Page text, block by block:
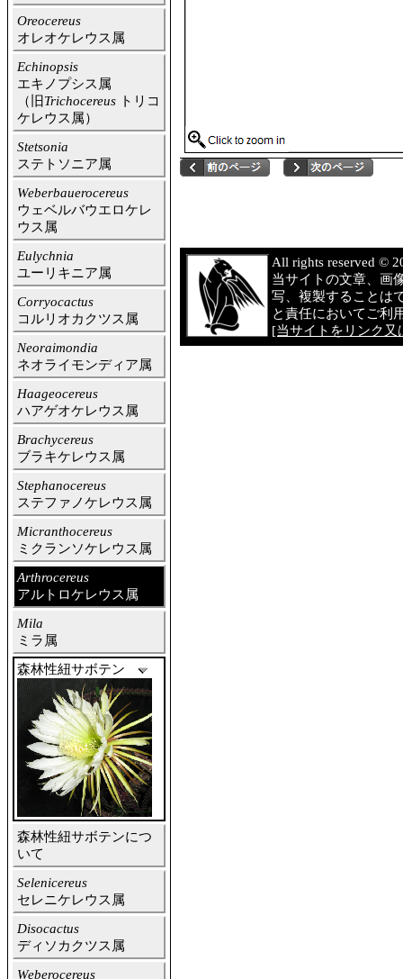
Oreocereus
オレオケレウス属
Echinopsis
エキノプシス属
（旧Trichocereus トリコ
ケレウス属）
Stetsonia
ステトソニア属
Weberbauerocereus
ウェベルバウエロケレ
ウス属
Eulychnia
ユーリキニア属
Corryocactus
コルリオカクツス属
Neoraimondia
ネオライモンディア属
Haageocereus
ハアゲオケレウス属
Brachycereus
ブラキケレウス属
Stephanocereus
ステファノケレウス属
Micranthocereus
ミクランソケレウス属
Arthrocereus
アルトロケレウス属
Mila
ミラ属
森林性紐サボテン
森林性紐サボテンにつ
いて
Selenicereus
セレニケレウス属
Disocactus
ディソカクツス属
Weberocereus
All rights reserved ©
当サイトの文章、画
写、複製することは
と責任においてご利
[当サイトをリンク又